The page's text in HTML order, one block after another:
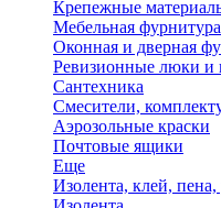
Крепежные
Мебельная фурнитура
Оконная и дверная
Ревизионные люки и
Сантехника
Смесители,
Аэрозольные краски
Почтовые ящики
Еще
Изолента, клей,